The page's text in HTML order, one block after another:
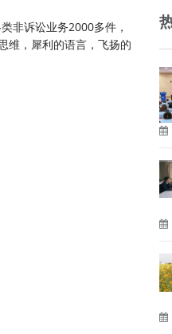
非诉讼业务2000多件，
维，犀利的语言，飞扬的